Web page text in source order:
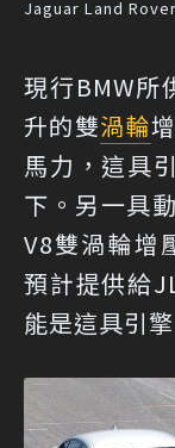
Jaguar Land
現行BMW所
升的雙渦輪
馬力，這具
下。另一具
V8雙渦輪增
預計提供給
能是這具引擎